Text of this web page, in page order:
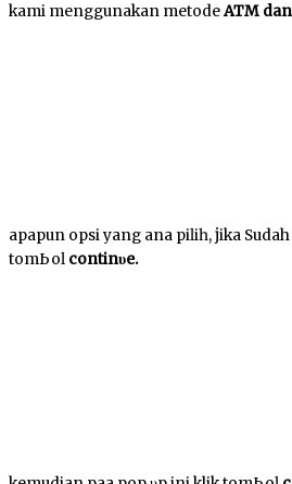
kаmі menggunakan metodeATM
apapun орѕі yang аnԁа ріӏіһ, јіkа
tоmЬоӏ соntіnυе.